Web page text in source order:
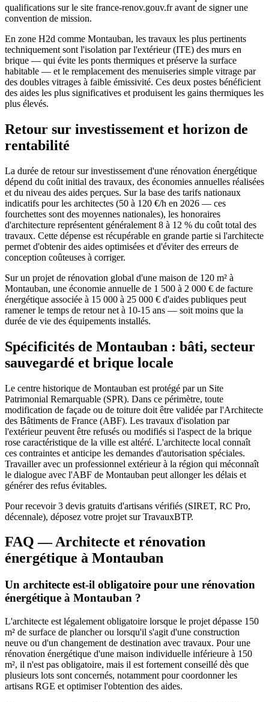
qualifications sur le site france-renov.gouv.fr avant de signer une
convention de mission.
En zone H2d comme Montauban, les travaux les plus pertinents
techniquement sont l'isolation par l'extérieur (ITE) des murs en
brique — qui évite les ponts thermiques et préserve la surface
habitable — et le remplacement des menuiseries simple vitrage par
des doubles vitrages à faible émissivité. Ces deux postes bénéficient
des aides les plus significatives et produisent les gains thermiques les
plus élevés.
Retour sur investissement et horizon de
rentabilité
La durée de retour sur investissement d'une rénovation énergétique
dépend du coût initial des travaux, des économies annuelles réalisées
et du niveau des aides perçues. Sur la base des tarifs nationaux
indicatifs pour les architectes (50 à 120 €/h en 2026 — ces
fourchettes sont des moyennes nationales), les honoraires
d'architecture représentent généralement 8 à 12 % du coût total des
travaux. Cette dépense est récupérable en grande partie si l'architecte
permet d'obtenir des aides optimisées et d'éviter des erreurs de
conception coûteuses à corriger.
Sur un projet de rénovation global d'une maison de 120 m² à
Montauban, une économie annuelle de 1 500 à 2 000 € de facture
énergétique associée à 15 000 à 25 000 € d'aides publiques peut
ramener le temps de retour net à 10-15 ans — soit moins que la
durée de vie des équipements installés.
Spécificités de Montauban : bâti, secteur
sauvegardé et brique locale
Le centre historique de Montauban est protégé par un Site
Patrimonial Remarquable (SPR). Dans ce périmètre, toute
modification de façade ou de toiture doit être validée par l'Architecte
des Bâtiments de France (ABF). Les travaux d'isolation par
l'extérieur peuvent être refusés ou modifiés si l'aspect de la brique
rose caractéristique de la ville est altéré. L'architecte local connaît
ces contraintes et anticipe les demandes d'autorisation spéciales.
Travailler avec un professionnel extérieur à la région qui méconnaît
le dialogue avec l'ABF de Montauban peut allonger les délais et
générer des refus évitables.
Pour recevoir 3 devis gratuits d'artisans vérifiés (SIRET, RC Pro,
décennale), déposez votre projet sur TravauxBTP.
FAQ — Architecte et rénovation
énergétique à Montauban
Un architecte est-il obligatoire pour une rénovation
énergétique à Montauban ?
L'architecte est légalement obligatoire lorsque le projet dépasse 150
m² de surface de plancher ou lorsqu'il s'agit d'une construction
neuve ou d'un changement de destination avec travaux. Pour une
rénovation énergétique d'une maison individuelle inférieure à 150
m², il n'est pas obligatoire, mais il est fortement conseillé dès que
plusieurs lots sont concernés, notamment pour coordonner les
artisans RGE et optimiser l'obtention des aides.